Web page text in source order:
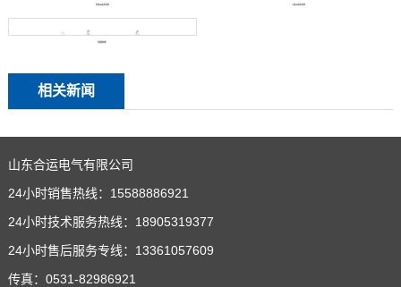
旁路馈线柜
相关新闻
山东合运电气有限公司
24小时销售热线：15588886921
24小时技术服务热线：18905319377
24小时售后服务专线：13361057609
传真：0531-82986921